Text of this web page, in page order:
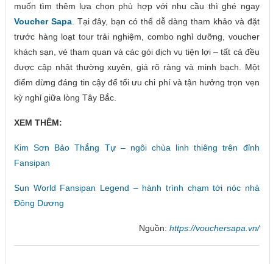
muốn tìm thêm lựa chọn phù hợp với nhu cầu thì ghé ngay
Voucher Sapa. Tại đây, bạn có thể dễ dàng tham khảo và đặt
trước hàng loạt tour trải nghiệm, combo nghỉ dưỡng, voucher
khách sạn, vé tham quan và các gói dịch vụ tiện lợi – tất cả đều
được cập nhật thường xuyên, giá rõ ràng và minh bạch. Một
điểm dừng đáng tin cậy để tối ưu chi phí và tận hưởng trọn vẹn
kỳ nghỉ giữa lòng Tây Bắc.
XEM THÊM:
Kim Sơn Bảo Thắng Tự – ngôi chùa linh thiêng trên đỉnh
Fansipan
Sun World Fansipan Legend – hành trình chạm tới nóc nhà
Đông Dương
Nguồn: https://vouchersapa.vn/